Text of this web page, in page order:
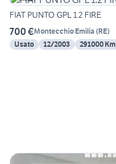
FIAT PUNTO GPL 1.2 FIRE
700 €Montecchio Emilia (RE)
Usato
12/2003 291000 Km